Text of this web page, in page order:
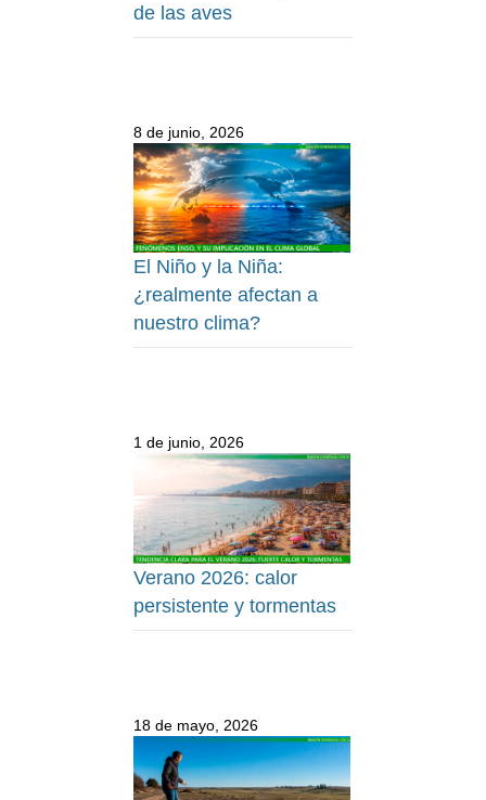
de las aves
8 de junio, 2026
El Niño y la Niña:
¿realmente afectan a
nuestro clima?
1 de junio, 2026
Verano 2026: calor
persistente y tormentas
18 de mayo, 2026